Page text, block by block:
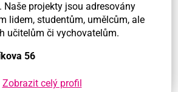
Naše projekty jsou adresovány
lidem, studentům, umělcům, ale
učitelům či vychovatelům.
56
Zobrazit celý profil